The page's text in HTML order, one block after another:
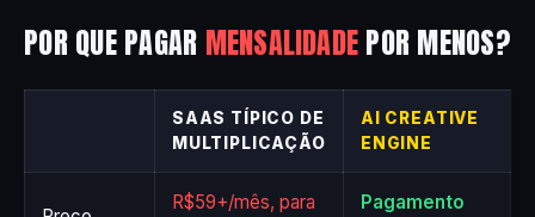
POR QUE PAGAR MENSALIDADEPOR MENOS?
SAAS TÍPICO DE
MULTIPLICAÇÃO
AI CREATIVE
ENGINE
R$59+/mês, para
Pagamento